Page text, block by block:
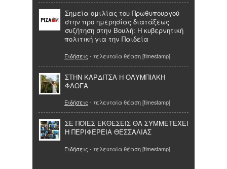
Σημεία ομιλίας του Πρωθυπουργού
στην προ ημερησίας διατάξεως
συζήτηση στην Βουλή: Η κυβερνητική
πολιτική για την Παιδεία
Ειδήσεις - τελευταία θέαση [timestamp]
ΣΤΗΝ ΚΑΡΔΙΤΣΑ Η ΟΛΥΜΠΙΑΚΗ
ΦΛΟΓΑ
Ειδήσεις - τελευταία θέαση [timestamp]
ΣΕ ΠΟΙΕΣ ΕΚΘΕΣΕΙΣ ΘΑ ΣΥΜΜΕΤΕΧΕΙ
Η ΠΕΡΙΦΕΡΕΙΑ ΘΕΣΣΑΛΙΑΣ
Ειδήσεις - τελευταία θέαση [timestamp]